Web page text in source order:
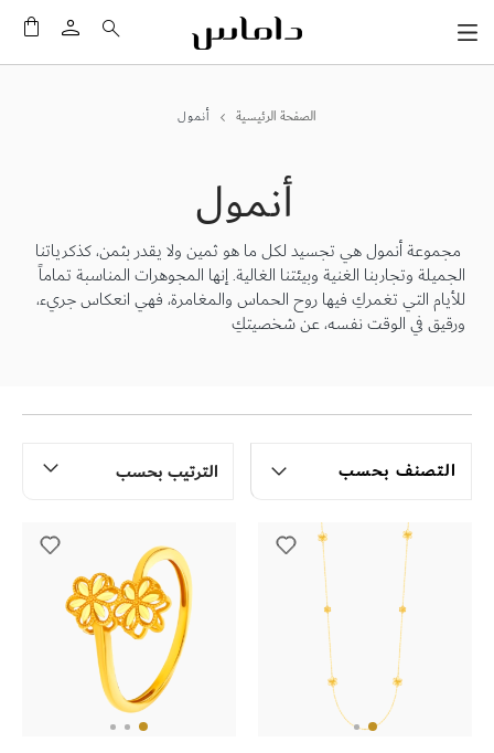
الصفحة الرئيسية أنمول
أنمول
مجموعة أنمول هي تجسيد لكل ما هو ثمين ولا يقدر بثمن، كذكرياتنا
الجميلة وتجاربنا الغنية وبيئتنا الغالية. إنها المجوهرات المناسبة تماماً
للأيام التي تغمركِ فيها روح الحماس والمغامرة، فهي انعكاس جريء،
ورقيق في الوقت نفسه، عن شخصيتكِ
التصنف بحسب الترتيب بحسب